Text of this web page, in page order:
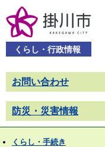
くらし・行政情報
お問い合わせ
防災・災害情報
くらし・手続き